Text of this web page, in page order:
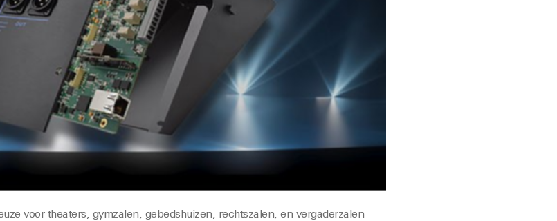
voor theaters, gymzalen, gebedshuizen, rechtszalen, en vergaderzalen